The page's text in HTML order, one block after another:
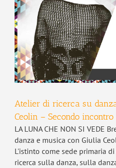
Atelier di ricerca su
Ceolin – Secondo incontro
LA LUNA CHE NON SI VEDE
danza e musica con Giulia
L'istinto come sede primaria
ricerca sulla danza, sulla